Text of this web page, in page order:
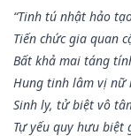
“Tinh tú nhật hảo
Tiến chức gia quan
Bất khả mai táng
Hung tinh lâm vị nữ
Sinh ly, tử biệt vô
Tự yếu quy hưu biệt